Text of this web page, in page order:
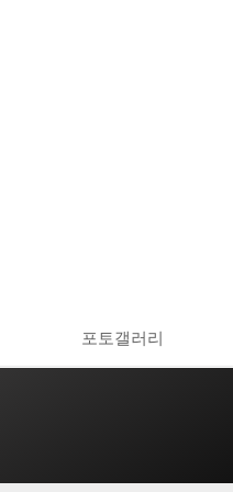
포토갤러리